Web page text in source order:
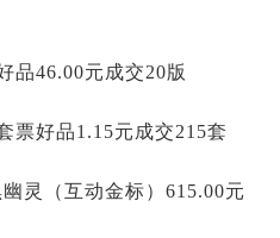
品46.00元成交20版
票好品1.15元成交215套
灵（互动金标）615.00元